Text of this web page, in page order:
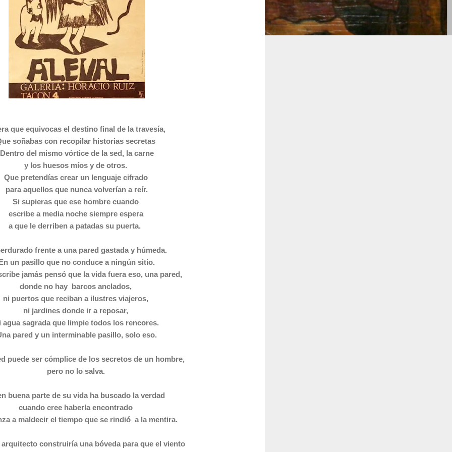
que equivocas el destino final de la travesía,
soñabas con recopilar historias secretas
del mismo vórtice de la sed, la carne
y los huesos míos y de otros.
Que pretendías crear un lenguaje cifrado
para aquellos que nunca volverían a reír.
Si supieras que ese hombre cuando
escribe a media noche siempre espera
a que le derriben a patadas su puerta.
frente a una pared gastada y húmeda.
un pasillo que no conduce a ningún sitio.
jamás pensó que la vida fuera eso, una pared,
donde no hay barcos anclados,
ni puertos que reciban a ilustres viajeros,
ni jardines donde ir a reposar,
agua sagrada que limpie todos los rencores.
pared y un interminable pasillo, solo eso.
puede ser cómplice de los secretos de un hombre,
pero no lo salva.
buena parte de su vida ha buscado la verdad
cuando cree haberla encontrado
a maldecir el tiempo que se rindió a la mentira.
arquitecto construiría una bóveda para que el viento